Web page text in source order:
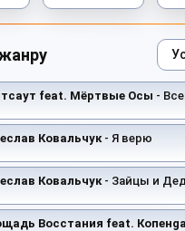
feat. Мёртвые Осы -
Ковальчук - Я верю
Ковальчук - Зайцы и
Восстания feat.